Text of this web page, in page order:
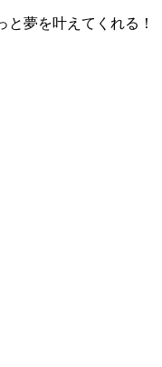
夢を叶えてくれる！